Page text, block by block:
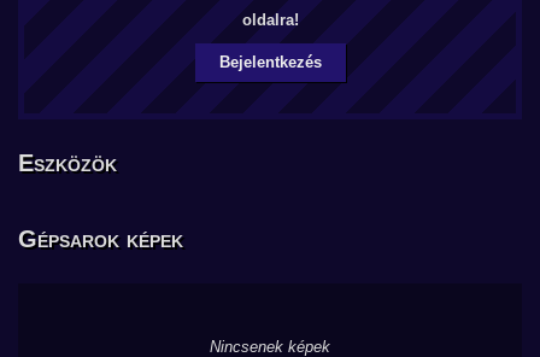
oldalra!
Bejelentkezés
Eszközök
Gépsarok képek
Nincsenek képek